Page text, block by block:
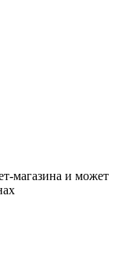
магазина и может